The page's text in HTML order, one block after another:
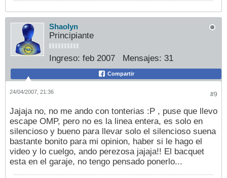
Shaolyn
Principiante
Ingreso: feb 2007 Mensajes: 31
Compartir
#9
24/04/2007, 21:36
Jajaja no, no me ando con tonterias :P , puse que llevo
escape OMP, pero no es la linea entera, es solo en
silencioso y bueno para llevar solo el silencioso suena
bastante bonito para mi opinion, haber si le hago el
video y lo cuelgo, ando perezosa jajaja!! El bacquet
esta en el garaje, no tengo pensado ponerlo...